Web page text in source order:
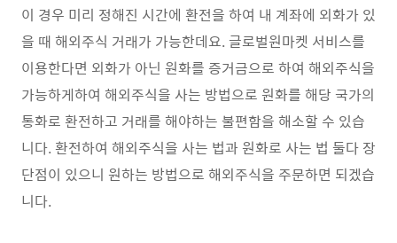
이 경우 미리 정해진 시간에 환전을 하여 내 계좌에 외화가 있
을 때 해외주식 거래가 가능한데요. 글로벌원마켓 서비스를
이용한다면 외화가 아닌 원화를 증거금으로 하여 해외주식을
가능하게하여 해외주식을 사는 방법으로 원화를 해당 국가의
통화로 환전하고 거래를 해야하는 불편함을 해소할 수 있습
니다. 환전하여 해외주식을 사는 법과 원화로 사는 법 둘다 장
단점이 있으니 원하는 방법으로 해외주식을 주문하면 되겠습
니다.